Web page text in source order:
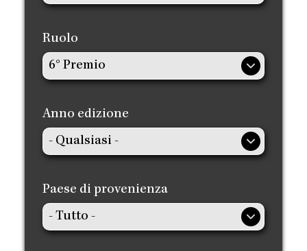
Ruolo
Anno edizione
Paese di provenienza